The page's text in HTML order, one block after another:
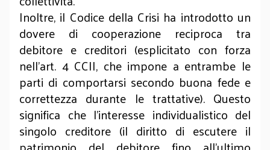
Inoltre, il Codice della Crisi ha introdotto un
dovere di cooperazione reciproca tra
debitore e creditori (esplicitato con forza
nell'art. 4 CCII, che impone a entrambe le
parti di comportarsi secondo buona fede e
correttezza durante le trattative). Questo
significa che l'interesse individualistico del
singolo creditore (il diritto di escutere il